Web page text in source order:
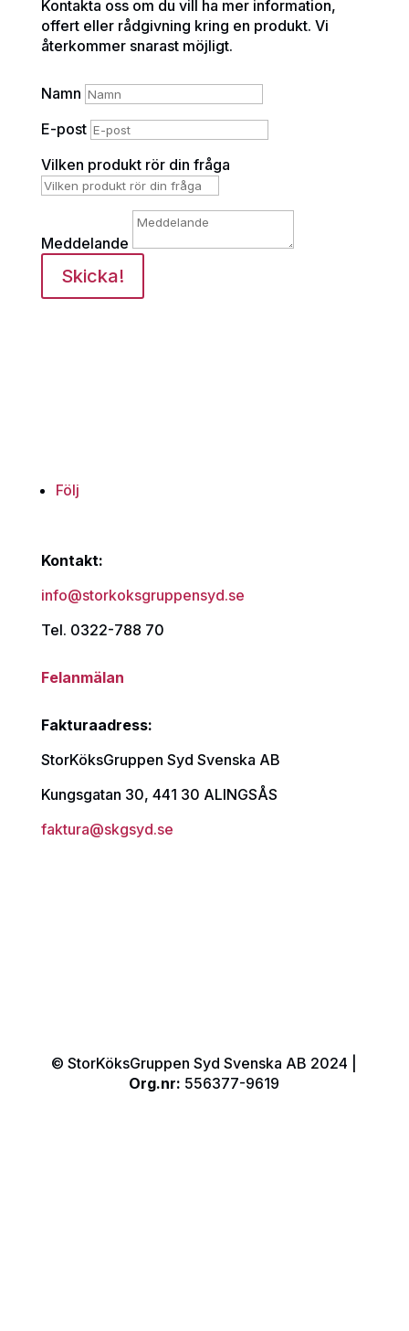
Kontakta oss om du vill ha mer information,
offert eller rådgivning kring en produkt. Vi
återkommer snarast möjligt.
Namn
E-post
Vilken produkt rör din fråga
Meddelande
Skicka!
Följ
Kontakt:
info@storkoksgruppensyd.se
Tel. 0322-788 70
Felanmälan
Fakturaadress:
StorKöksGruppen Syd Svenska AB
Kungsgatan 30, 441 30 ALINGSÅS
faktura@skgsyd.se
© StorKöksGruppen Syd Svenska AB 2024 |
Org.nr: 556377-9619